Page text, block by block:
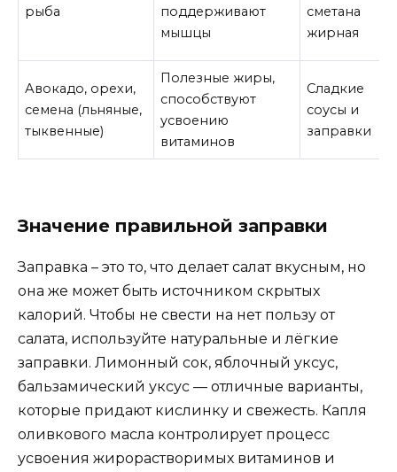
рыба
поддерживают
мышцы
сметана
жирная
Авокадо, орехи,
семена (льняные,
тыквенные)
Полезные жиры,
способствуют
усвоению
витаминов
Сладкие
соусы и
заправки
Значение правильной заправки
Заправка – это то, что делает салат вкусным, но
она же может быть источником скрытых
калорий. Чтобы не свести на нет пользу от
салата, используйте натуральные и лёгкие
заправки. Лимонный сок, яблочный уксус,
бальзамический уксус — отличные варианты,
которые придают кислинку и свежесть. Капля
оливкового масла контролирует процесс
усвоения жирорастворимых витаминов и